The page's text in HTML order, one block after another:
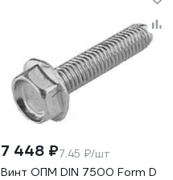
7 448 ₽7.45 ₽/шт
Винт ОПМ DIN 7500 Form D